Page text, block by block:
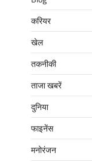
करियर
खेल
तकनीकी
ताजा खबरें
दुनिया
फाइनेंस
मनोरंजन